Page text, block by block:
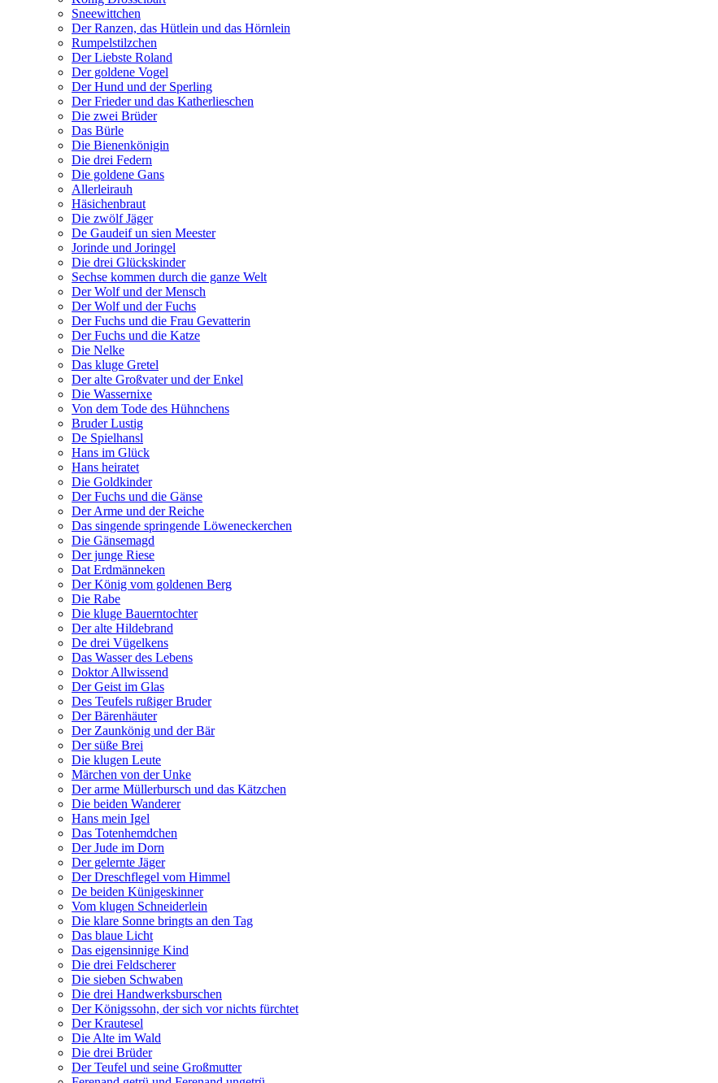
Sneewittchen
Der Ranzen, das Hütlein und das Hörnlein
Rumpelstilzchen
Der Liebste Roland
Der goldene Vogel
Der Hund und der Sperling
Der Frieder und das Katherlieschen
Die zwei Brüder
Das Bürle
Die Bienenkönigin
Die drei Federn
Die goldene Gans
Allerleirauh
Häsichenbraut
Die zwölf Jäger
De Gaudeif un sien Meester
Jorinde und Joringel
Die drei Glückskinder
Sechse kommen durch die ganze Welt
Der Wolf und der Mensch
Der Wolf und der Fuchs
Der Fuchs und die Frau Gevatterin
Der Fuchs und die Katze
Die Nelke
Das kluge Gretel
Der alte Großvater und der Enkel
Die Wassernixe
Von dem Tode des Hühnchens
Bruder Lustig
De Spielhansl
Hans im Glück
Hans heiratet
Die Goldkinder
Der Fuchs und die Gänse
Der Arme und der Reiche
Das singende springende Löweneckerchen
Die Gänsemagd
Der junge Riese
Dat Erdmänneken
Der König vom goldenen Berg
Die Rabe
Die kluge Bauerntochter
Der alte Hildebrand
De drei Vügelkens
Das Wasser des Lebens
Doktor Allwissend
Der Geist im Glas
Des Teufels rußiger Bruder
Der Bärenhäuter
Der Zaunkönig und der Bär
Der süße Brei
Die klugen Leute
Märchen von der Unke
Der arme Müllerbursch und das Kätzchen
Die beiden Wanderer
Hans mein Igel
Das Totenhemdchen
Der Jude im Dorn
Der gelernte Jäger
Der Dreschflegel vom Himmel
De beiden Künigeskinner
Vom klugen Schneiderlein
Die klare Sonne bringts an den Tag
Das blaue Licht
Das eigensinnige Kind
Die drei Feldscherer
Die sieben Schwaben
Die drei Handwerksburschen
Der Königssohn, der sich vor nichts fürchtet
Der Krautesel
Die Alte im Wald
Die drei Brüder
Der Teufel und seine Großmutter